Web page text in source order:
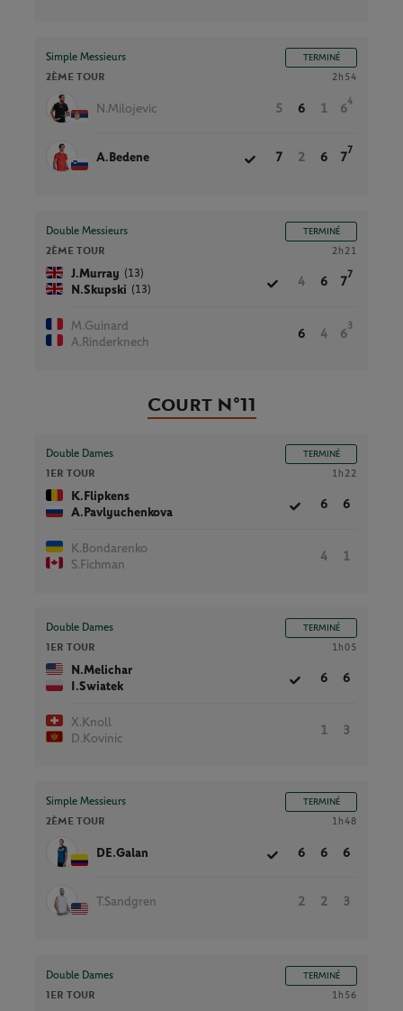
Simple Messieurs TERMINÉ
2ÈME TOUR 2h54
N.Milojevic 5 6 1 6
4
A.Bedene 7 2 6 7
7
Double Messieurs TERMINÉ
2ÈME TOUR 2h21
J.Murray (13)
N.Skupski (13)
4 6 7
7
M.Guinard
A.Rinderknech
6 4 6
3
Court N°11
Double Dames TERMINÉ
1ER TOUR 1h22
K.Flipkens
A.Pavlyuchenkova
6 6
K.Bondarenko
S.Fichman
4 1
Double Dames TERMINÉ
1ER TOUR 1h05
N.Melichar
I.Swiatek
6 6
X.Knoll
D.Kovinic
1 3
Simple Messieurs TERMINÉ
2ÈME TOUR 1h48
DE.Galan 6 6 6
T.Sandgren 2 2 3
Double Dames TERMINÉ
1ER TOUR 1h56